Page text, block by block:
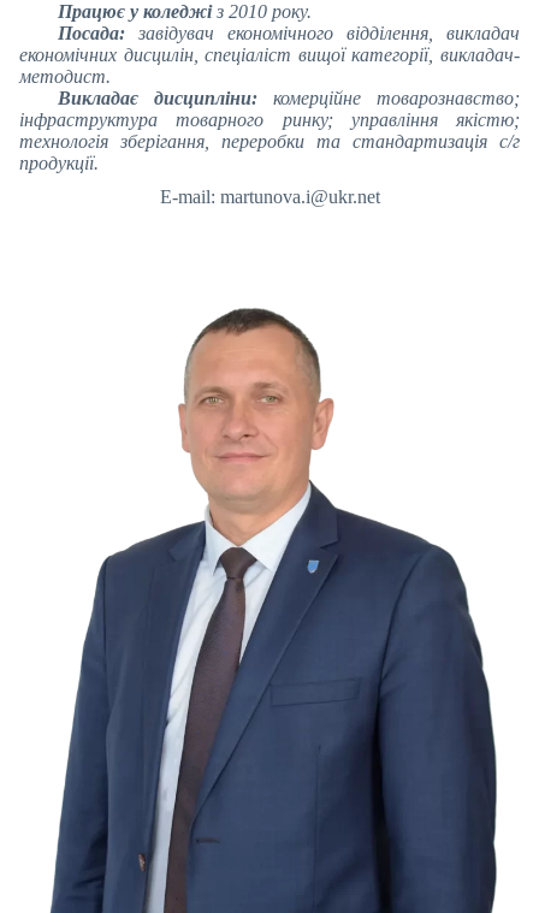
Працює у коледжіз 2010 року.
Посада: завідувач економічного відділення, викладач
економічних дисцилін, спеціаліст вищої категорії, викладач-
методист.
Викладає дисципліни: комерційне товарознавство;
інфраструктура товарного ринку; управління якістю;
технологія зберігання, переробки та стандартизація с/г
продукції.
E-mail: martunova.i@ukr.net